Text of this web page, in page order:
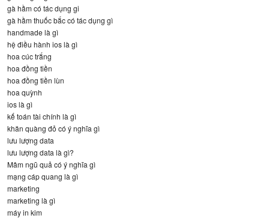
gà hầm có tác dụng gi
gà hầm thuốc bắc có tác dụng gì
handmade là gì
hệ điều hành ios là gì
hoa cúc trắng
hoa đồng tiền
hoa đồng tiền lùn
hoa quỳnh
ios là gì
kế toán tài chính là gì
khăn quàng đỏ có ý nghĩa gì
lưu lượng data
lưu lượng data là gì?
Mâm ngũ quả có ý nghĩa gì
mạng cáp quang là gì
marketing
marketing là gì
máy in kim